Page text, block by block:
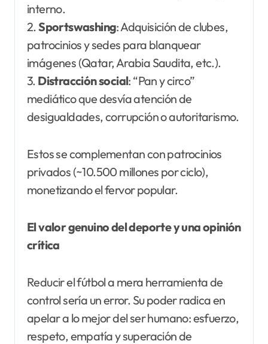
interno.
2.Sportswashing: Adquisición de clubes,
patrocinios y sedes para blanquear
imágenes (Qatar, Arabia Saudita, etc.).
3. Distracción social: “Pan y circo”
mediático que desvía atención de
desigualdades, corrupción o autoritarismo.
Estos se complementan con patrocinios
privados (~10.500 millones por ciclo),
monetizando el fervor popular.
El valor genuino del deporte y una opinión
crítica
Reducir el fútbol a mera herramienta de
control sería un error. Su poder radica en
apelar a lo mejor del ser humano: esfuerzo,
respeto, empatía y superación de